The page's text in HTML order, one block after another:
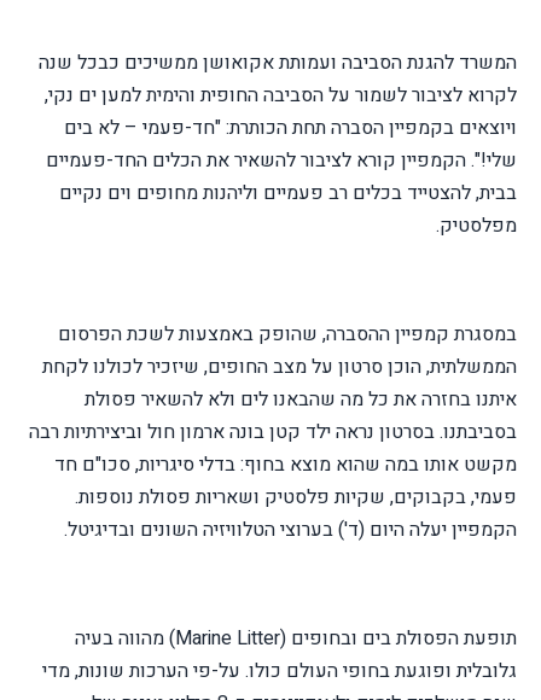
המשרד להגנת הסביבה ועמותת אקואושן ממשיכים כבכל שנה
לקרוא לציבור לשמור על הסביבה החופית והימית למען ים נקי,
ויוצאים בקמפיין הסברה תחת הכותרת: "חד-פעמי – לא בים
שלי!". הקמפיין קורא לציבור להשאיר את הכלים החד-פעמיים
בבית, להצטייד בכלים רב פעמיים וליהנות מחופים וים נקיים
מפלסטיק.
במסגרת קמפיין ההסברה, שהופק באמצעות לשכת הפרסום
הממשלתית, הוכן סרטון על מצב החופים, שיזכיר לכולנו לקחת
איתנו בחזרה את כל מה שהבאנו לים ולא להשאיר פסולת
בסביבתנו. בסרטון נראה ילד קטן בונה ארמון חול וביצירתיות רבה
מקשט אותו במה שהוא מוצא בחוף: בדלי סיגריות, סכו"ם חד
פעמי, בקבוקים, שקיות פלסטיק ושאריות פסולת נוספות.
הקמפיין יעלה היום (ד') בערוצי הטלוויזיה השונים ובדיגיטל.
תופעת הפסולת בים ובחופים (Marine Litter) מהווה בעיה
גלובלית ופוגעת בחופי העולם כולו. על-פי הערכות שונות, מדי